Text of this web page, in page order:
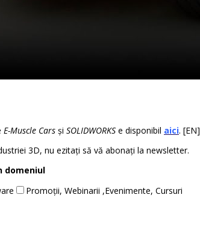
E-Muscle Cars și SOLIDWORKS e disponibil aici. [EN]
3D, nu ezitați să vă abonați la newsletter.
domeniul
Promoții, Webinarii ,Evenimente, Cursuri